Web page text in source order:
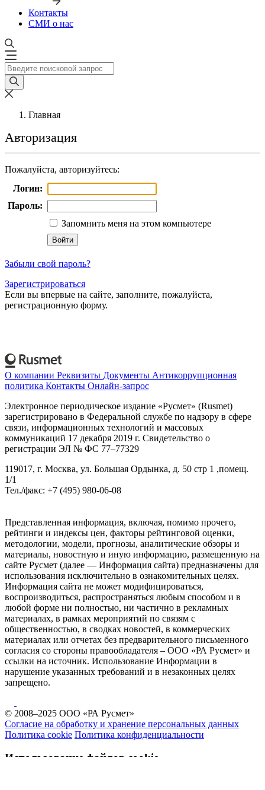
Контакты
СМИ о нас
Главная
Авторизация
Пожалуйста, авторизуйтесь:
Логин:
Пароль:
Запомнить меня на этом компьютере
Забыли свой пароль?
Зарегистрироваться
Если вы впервые на сайте, заполните, пожалуйста,
регистрационную форму.
О компании Реквизиты Документы Антикоррупционная
политика Контакты Онлайн-запрос
Электронное периодическое издание «Русмет» (Rusmet)
зарегистрировано в Федеральной службе по надзору в сфере
связи, информационных технологий и массовых
коммуникаций 17 декабря 2019 г. Свидетельство о
регистрации ЭЛ № ФС 77–77329
119017, г. Москва, ул. Большая Ордынка, д. 50 стр 1 ,помещ.
1/1
Тел./факс: +7 (495) 980-06-08
Представленная информация, включая, помимо прочего,
рейтинги и индексы цен, факторы рейтинговой оценки,
методологии, модели, прогнозы, аналитические обзоры и
материалы, новостную и иную информацию, размещенную на
сайте Русмет (далее — Информация сайта) предназначены для
использования исключительно в ознакомительных целях.
Информация сайта не может модифицироваться,
воспроизводиться, распространяться любым способом и в
любой форме ни полностью, ни частично в рекламных
материалах, в рамках мероприятий по связям с
общественностью, в сводках новостей, в коммерческих
материалах или отчетах без предварительного письменного
согласия со стороны правообладателя – ООО «РА Русмет» и
ссылки на источник. Использование Информации в
нарушение указанных требований и в незаконных целях
запрещено.
© 2008–2025 ООО «РА Русмет»
Согласие на обработку и хранение персональных данных
Политика cookie Политика конфиденциальности
Использование файлов cookie